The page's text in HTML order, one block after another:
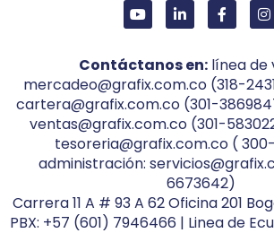
Contáctanos en: línea de
mercadeo@grafix.com.co (318-
cartera@grafix.com.co (301-
ventas@grafix.com.co (301-
tesoreria@grafix.com.co (
administración:
6673642)
Carrera 11 A # 93 A 62 Oficina 201
PBX: +57 (601) 7946466 | Linea de